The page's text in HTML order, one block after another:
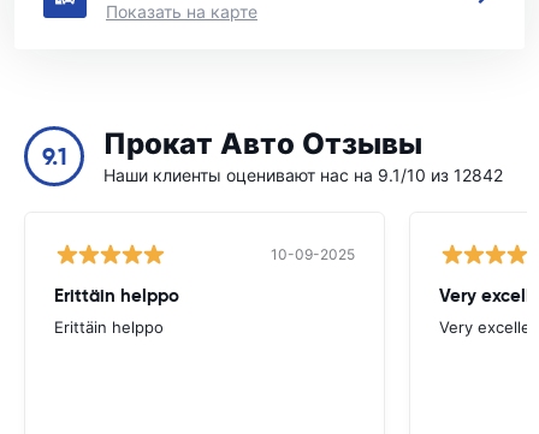
Показать на карте
9.1 Прокат Авто Отзывы
Наши клиенты оценивают нас на 9.1/10 из 12842
10-09-2025
Erittäin helppo
Erittäin helppo
Very
Very